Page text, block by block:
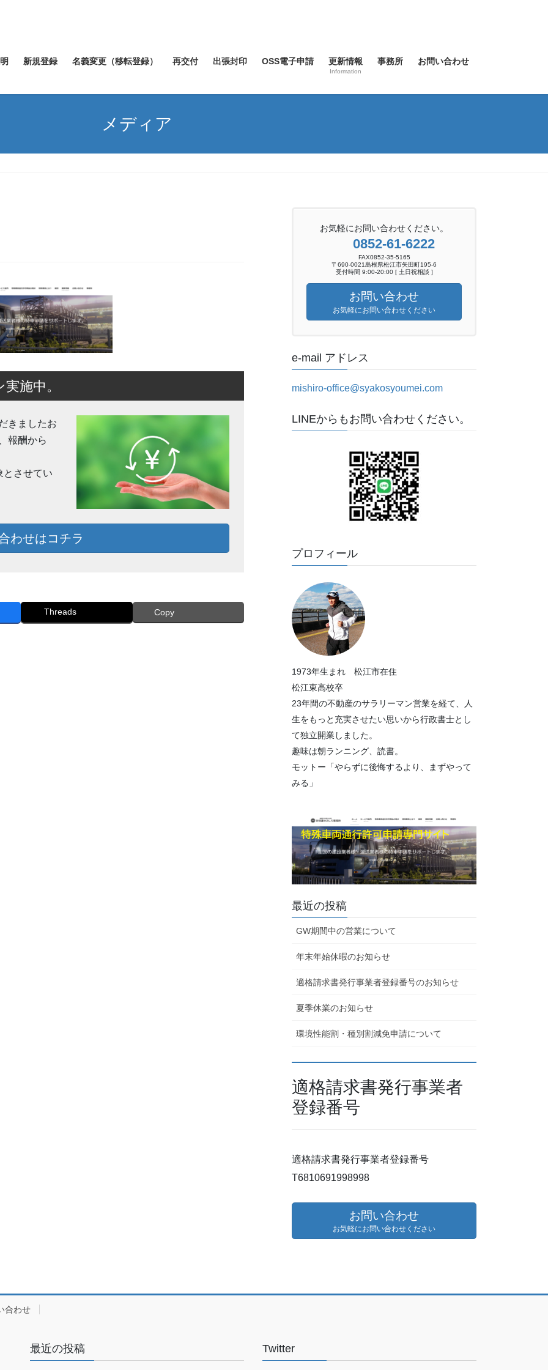
新規登録 名義変更（移転登録） 再交付 出張封印 OSS電子申請 更新情報
Information
事務所 お問い合わせ
メディア
施中。
きましたお
報酬から
とさせてい
わせはコチラ
Threads Copy
お気軽にお問い合わせください。
0852-61-6222
FAX0852-35-5165
〒690-0021島根県松江市矢田町195-6
受付時間 9:00-20:00 [ 土日祝相談 ]
お問い合わせ
お気軽にお問い合わせください
e-mail アドレス
mishiro-office@syakosyoumei.com
LINEからもお問い合わせください。
プロフィール
1973年生まれ 松江市在住
松江東高校卒
23年間の不動産のサラリーマン営業を経て、人
生をもっと充実させたい思いから行政書士とし
て独立開業しました。
趣味は朝ランニング、読書。
モットー「やらずに後悔するより、まずやって
みる」
最近の投稿
GW期間中の営業について
年末年始休暇のお知らせ
適格請求書発行事業者登録番号のお知らせ
夏季休業のお知らせ
環境性能割・種別割減免申請について
適格請求書発行事業者
登録番号
適格請求書発行事業者登録番号
T6810691998998
お問い合わせ
お気軽にお問い合わせください
合わせ
最近の投稿 Twitter